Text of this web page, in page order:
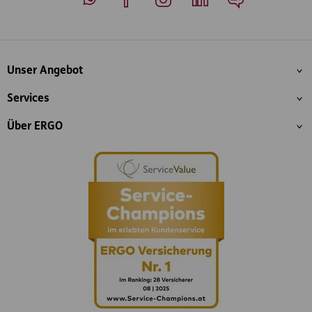
Inhaltsübersicht
Unser Angebot
Services
Über ERGO